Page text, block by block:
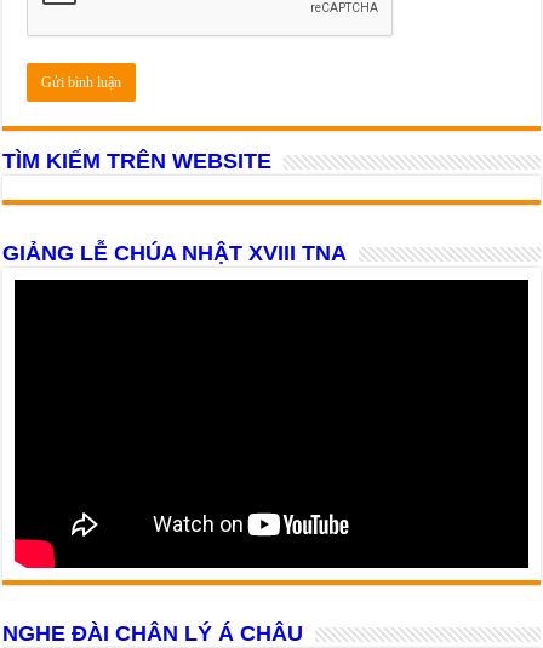
TÌM KIẾM TRÊN WEBSITE
GIẢNG LỄ CHÚA NHẬT XVIII TNA
NGHE ĐÀI CHÂN LÝ Á CHÂU